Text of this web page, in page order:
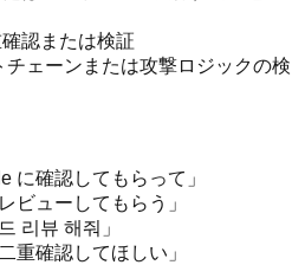
認または検証
ェーンまたは攻撃ロジックの検
に確認してもらって」
ビューしてもらう」
리뷰 해줘」
重確認してほしい」